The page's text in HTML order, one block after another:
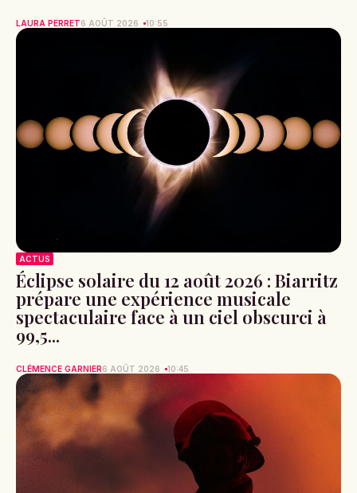
LAURA PERRET6 AOÛT 2026 10:55
ACTUS
Éclipse solaire du 12 août 2026 : Biarritz
prépare une expérience musicale
spectaculaire face à un ciel obscurci à
99,5...
CLÉMENCE GARNIER6 AOÛT 2026 10:45